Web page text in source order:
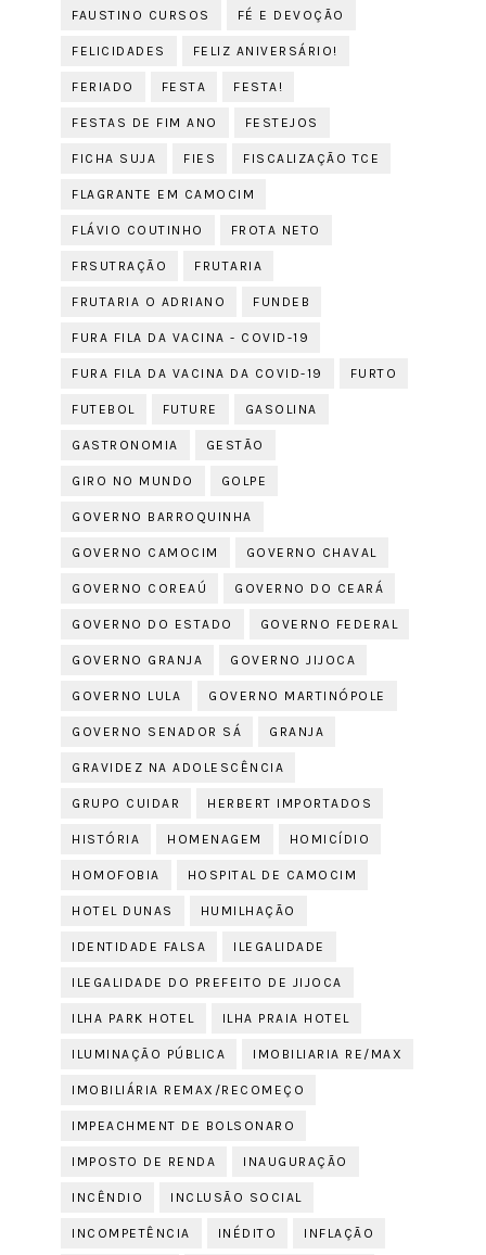
FAUSTINO CURSOS FÉ E DEVOÇÃO
FELICIDADES FELIZ ANIVERSÁRIO!
FERIADO FESTA FESTA!
FESTAS DE FIM ANO FESTEJOS
FICHA SUJA FIES FISCALIZAÇÃO TCE
FLAGRANTE EM CAMOCIM
FLÁVIO COUTINHO FROTA NETO
FRSUTRAÇÃO FRUTARIA
FRUTARIA O ADRIANO FUNDEB
FURA FILA DA VACINA - COVID-19
FURA FILA DA VACINA DA COVID-19 FURTO
FUTEBOL FUTURE GASOLINA
GASTRONOMIA GESTÃO
GIRO NO MUNDO GOLPE
GOVERNO BARROQUINHA
GOVERNO CAMOCIM GOVERNO CHAVAL
GOVERNO COREAÚ GOVERNO DO CEARÁ
GOVERNO DO ESTADO GOVERNO FEDERAL
GOVERNO GRANJA GOVERNO JIJOCA
GOVERNO LULA GOVERNO MARTINÓPOLE
GOVERNO SENADOR SÁ GRANJA
GRAVIDEZ NA ADOLESCÊNCIA
GRUPO CUIDAR HERBERT IMPORTADOS
HISTÓRIA HOMENAGEM HOMICÍDIO
HOMOFOBIA HOSPITAL DE CAMOCIM
HOTEL DUNAS HUMILHAÇÃO
IDENTIDADE FALSA ILEGALIDADE
ILEGALIDADE DO PREFEITO DE JIJOCA
ILHA PARK HOTEL ILHA PRAIA HOTEL
ILUMINAÇÃO PÚBLICA IMOBILIARIA RE/MAX
IMOBILIÁRIA REMAX/RECOMEÇO
IMPEACHMENT DE BOLSONARO
IMPOSTO DE RENDA INAUGURAÇÃO
INCÊNDIO INCLUSÃO SOCIAL
INCOMPETÊNCIA INÉDITO INFLAÇÃO